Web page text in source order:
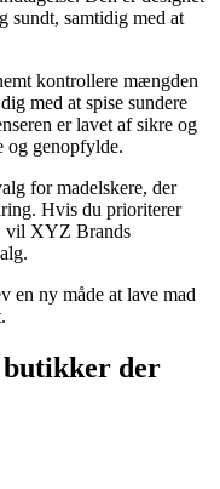
sundt, samtidig med at
kontrollere mængden
med at spise sundere
er lavet af sikre og
og genopfylde.
for madelskere, der
Hvis du prioriterer
vil XYZ Brands
ny måde at lave mad
butikker der